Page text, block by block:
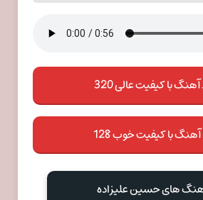
آهنگ با کیفیت عالی 320
آهنگ با کیفیت خوب 128
های حسین علیزاده